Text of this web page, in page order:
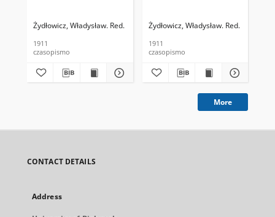
Żydłowicz, Władysław. Red.
1911
czasopismo
Żydłowicz, Władysław. Red.
1911
czasopismo
More
CONTACT DETAILS
Address